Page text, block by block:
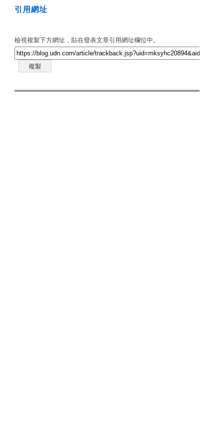
引用網址
檢視複製下方網址，貼在發表文章引用網址欄位中。
複製